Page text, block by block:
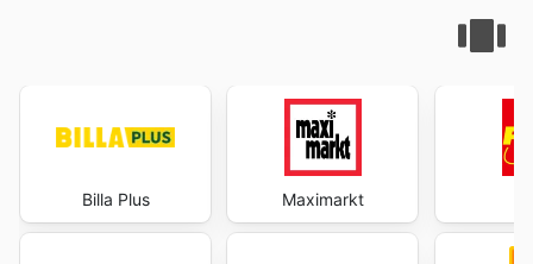
Billa Plus Maximarkt